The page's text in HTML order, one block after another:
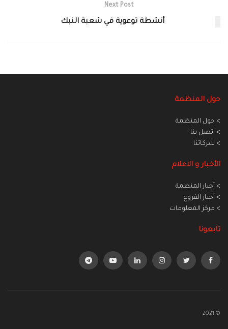
Next Post
أنشطة توعوية في شعبة النبك
حول المنظمة
> حول المنظمة
> اتصل بنا
> شركائنا
الأخبار و الاعلام
> أخبار المنطمة
> أخبار الفروع
> مركز المعلومات
تابعونا
© 2021